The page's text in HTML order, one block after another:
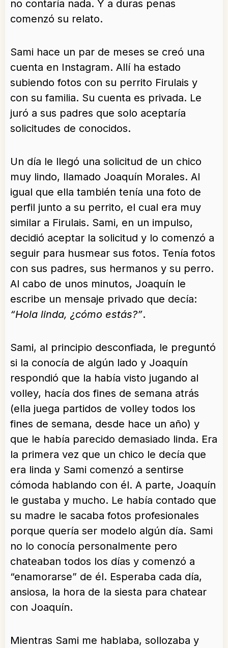
no contaría nada. Y a duras penas
comenzó su relato.
Sami hace un par de meses se creó una
cuenta en Instagram. Allí ha estado
subiendo fotos con su perrito Firulais y
con su familia. Su cuenta es privada. Le
juró a sus padres que solo aceptaría
solicitudes de conocidos.
Un día le llegó una solicitud de un chico
muy lindo, llamado Joaquín Morales. Al
igual que ella también tenía una foto de
perfil junto a su perrito, el cual era muy
similar a Firulais. Sami, en un impulso,
decidió aceptar la solicitud y lo comenzó a
seguir para husmear sus fotos. Tenía fotos
con sus padres, sus hermanos y su perro.
Al cabo de unos minutos, Joaquín le
escribe un mensaje privado que decía:
“Hola linda, ¿cómo estás?”.
Sami, al principio desconfiada, le preguntó
si la conocía de algún lado y Joaquín
respondió que la había visto jugando al
volley, hacía dos fines de semana atrás
(ella juega partidos de volley todos los
fines de semana, desde hace un año) y
que le había parecido demasiado linda. Era
la primera vez que un chico le decía que
era linda y Sami comenzó a sentirse
cómoda hablando con él. A parte, Joaquín
le gustaba y mucho. Le había contado que
su madre le sacaba fotos profesionales
porque quería ser modelo algún día. Sami
no lo conocía personalmente pero
chateaban todos los días y comenzó a
“enamorarse” de él. Esperaba cada día,
ansiosa, la hora de la siesta para chatear
con Joaquín.
Mientras Sami me hablaba, sollozaba y